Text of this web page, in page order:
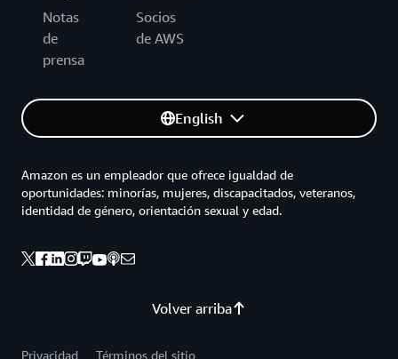
Notas
de
prensa
Socios
de AWS
English
Volver arriba
Amazon es un empleador que ofrece igualdad de
oportunidades: minorías, mujeres, discapacitados, veteranos,
identidad de género, orientación sexual y edad.
Privacidad Términos del sitio